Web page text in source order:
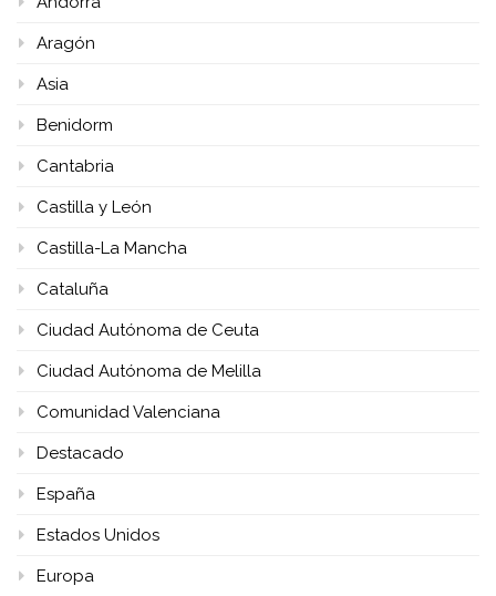
Aragón
Asia
Benidorm
Cantabria
Castilla y León
Castilla-La Mancha
Cataluña
Ciudad Autónoma de Ceuta
Ciudad Autónoma de Melilla
Comunidad Valenciana
Destacado
España
Estados Unidos
Europa